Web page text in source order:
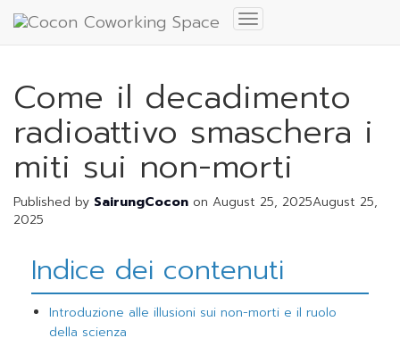
Toggle
Navigation
Come il decadimento
radioattivo smaschera i
miti sui non-morti
Published by SairungCocon on August 25, 2025August 25,
2025
Indice dei contenuti
Introduzione alle illusioni sui non-morti e il ruolo
della scienza